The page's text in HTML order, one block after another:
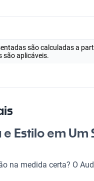
são calculadas a
são aplicáveis.
Estilo em Um
na medida certa? O
no trânsito, ideal